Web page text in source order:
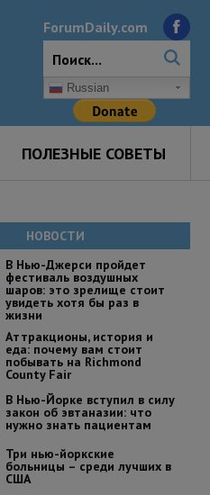
ForumDaily.com
Russian
ПОЛЕЗНЫЕ СОВЕТЫ
НОВОСТИ
В Нью-Джерси пройдет
фестиваль воздушных
шаров: это зрелище стоит
увидеть хотя бы раз в
жизни
Аттракционы, история и
еда: почему вам стоит
побывать на Richmond
County Fair
В Нью-Йорке вступил в силу
закон об эвтаназии: что
нужно знать пациентам
Три нью-йоркские
больницы – среди лучших в
США